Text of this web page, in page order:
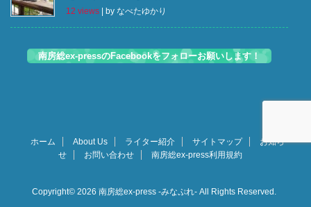
12 views | by なべたゆかり
南房総ex-pressのFacebookをフォローお願いします！
ホーム About Us ライター紹介 サイトマップ
お知ら
せ
お問い合わせ 南房総ex-press利用規約
Copyright© 2026 南房総ex-press -みなぷれ- All Rights Reserved.